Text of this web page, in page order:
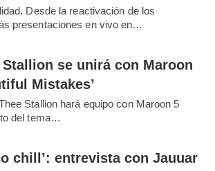
Desde la reactivación de los
presentaciones en vivo en…
Stallion se unirá con Maroon
Mistakes’
Stallion hará equipo con Maroon 5
del tema…
chill’: entrevista con Jauuar